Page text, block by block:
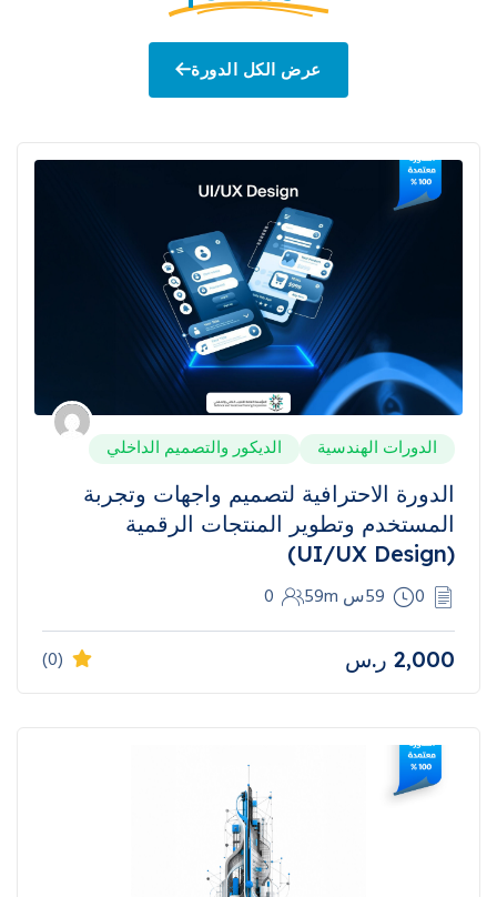
عرض الكل الدورة
الدورات الهندسية الديكور والتصميم الداخلي
الدورة الاحترافية لتصميم واجهات وتجربة
المستخدم وتطوير المنتجات الرقمية
(UI/UX Design)
0 59س 59m 0
2,000 ر.س (0)